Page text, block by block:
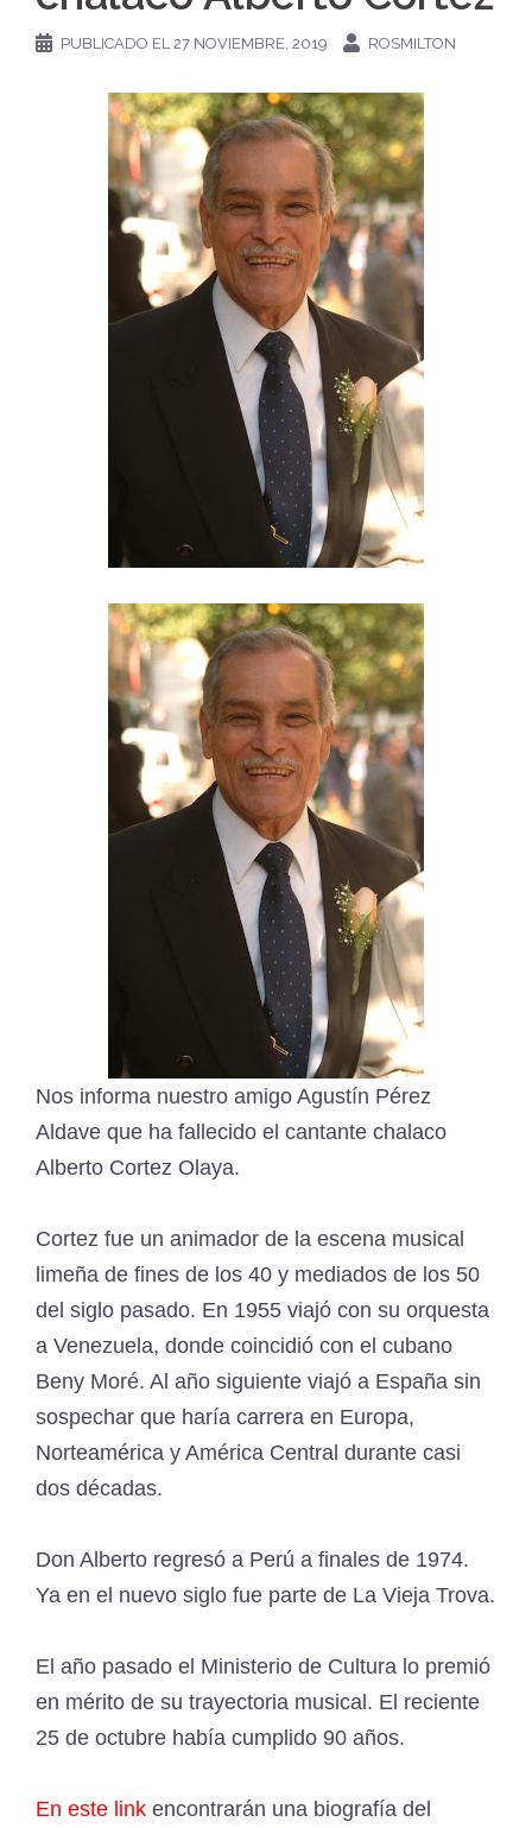
PUBLICADO EL27 NOVIEMBRE, 2019 ROSMILTON
Nos informa nuestro amigo Agustín Pérez
Aldave que ha fallecido el cantante chalaco
Alberto Cortez Olaya.
Cortez fue un animador de la escena musical
limeña de fines de los 40 y mediados de los 50
del siglo pasado. En 1955 viajó con su orquesta
a Venezuela, donde coincidió con el cubano
Beny Moré. Al año siguiente viajó a España sin
sospechar que haría carrera en Europa,
Norteamérica y América Central durante casi
dos décadas.
Don Alberto regresó a Perú a finales de 1974.
Ya en el nuevo siglo fue parte de La Vieja Trova.
El año pasado el Ministerio de Cultura lo premió
en mérito de su trayectoria musical. El reciente
25 de octubre había cumplido 90 años.
En este link encontrarán una biografía del